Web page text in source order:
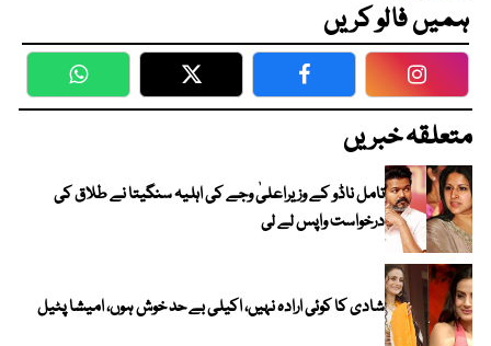
ہمیں فالو کریں
WhatsApp Twitter Facebook
متعلقہ خبریں
تامل ناڈو کے وزیراعلیٰ وجے کی اہلیہ سنگیتا نے طلاق کی
درخواست واپس لے لی
شادی کا کوئی ارادہ نہیں، اکیلی بے حد خوش ہوں، امیشا پٹیل